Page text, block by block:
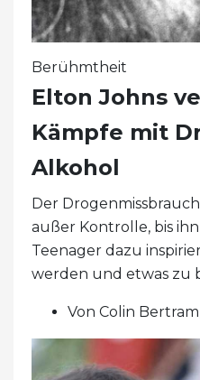
Berühmtheit
Elton Johns
Kämpfe mit
Alkohol
Der
außer Kontrolle, bis
Teenager dazu
werden und etwas zu
Von Colin